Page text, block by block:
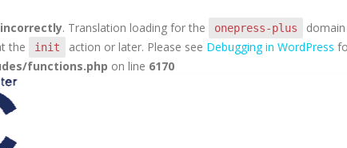
incorrectly. Translation loading for the onepress-plus
the
init action or later. Please see Debugging in WordPress
functions.php on line 6170